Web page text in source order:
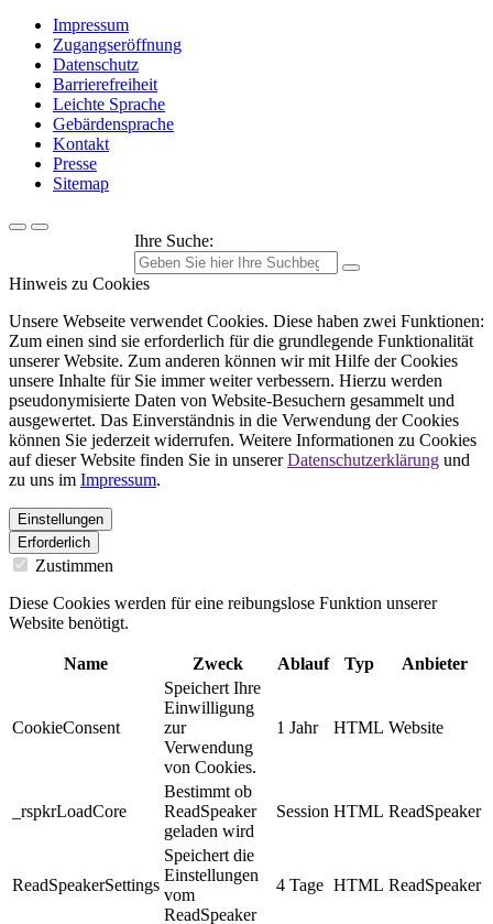
Impressum
Zugangseröffnung
Datenschutz
Barrierefreiheit
Leichte Sprache
Gebärdensprache
Kontakt
Presse
Sitemap
Ihre Suche:
Hinweis zu Cookies
Unsere Webseite verwendet Cookies. Diese haben zwei Funktionen:
Zum einen sind sie erforderlich für die grundlegende Funktionalität
unserer Website. Zum anderen können wir mit Hilfe der Cookies
unsere Inhalte für Sie immer weiter verbessern. Hierzu werden
pseudonymisierte Daten von Website-Besuchern gesammelt und
ausgewertet. Das Einverständnis in die Verwendung der Cookies
können Sie jederzeit widerrufen. Weitere Informationen zu Cookies
auf dieser Website finden Sie in unsererDatenschutzerklärung und
zu uns im Impressum.
Einstellungen
Erforderlich
Zustimmen
Diese Cookies werden für eine reibungslose Funktion unserer
Website benötigt.
Name Zweck Ablauf Typ Anbieter
CookieConsent
Speichert Ihre
Einwilligung
zur
Verwendung
von Cookies.
1 Jahr HTML Website
_rspkrLoadCore
Bestimmt ob
ReadSpeaker
geladen wird
Session HTML ReadSpeaker
ReadSpeakerSettings
Speichert die
Einstellungen
vom
ReadSpeaker
4 Tage HTML ReadSpeaker